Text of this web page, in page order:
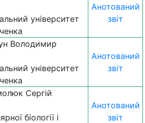
університет
Анотований
звіт
Володимир
університет
Анотований
звіт
Сергій
біології і
Анотований
звіт